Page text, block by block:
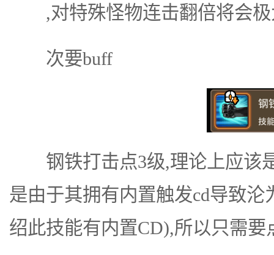
,对特殊怪物连击翻倍将会极
次要buff
钢铁打击点3级,理论上应该
是由于其拥有内置触发cd导致
绍此技能有内置CD),所以只需要